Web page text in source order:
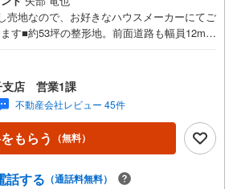
売地なので、お好きなハウスメーカーにてご
す■約53坪の整形地。前面道路も幅員12mご
心です■周辺は区画が整った閑静な住宅街※
は、ベビーベッドや キッズスペースをご
す。 小さなお子様連れでも、安心してご
資料請求、住宅ローンのご相談などお気軽
ださい！スタッフ25名でお客様がご覧になっ
情報を多数ご用意しております。インターネ
物件もご紹介可能です。 担当営業へご希望を
支店 営業1課
不動産会社レビュー 45件
もらう （無料）
話する （通話料無料）